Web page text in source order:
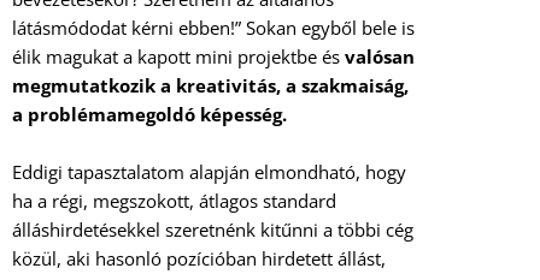
látásmódodat kérni ebben!” Sokan egyből bele is
élik magukat a kapott mini projektbe és valósan
megmutatkozik a kreativitás, a szakmaiság,
a problémamegoldó képesség.
Eddigi tapasztalatom alapján elmondható, hogy
ha a régi, megszokott, átlagos standard
álláshirdetésekkel szeretnénk kitűnni a többi cég
közül, aki hasonló pozícióban hirdetett állást,